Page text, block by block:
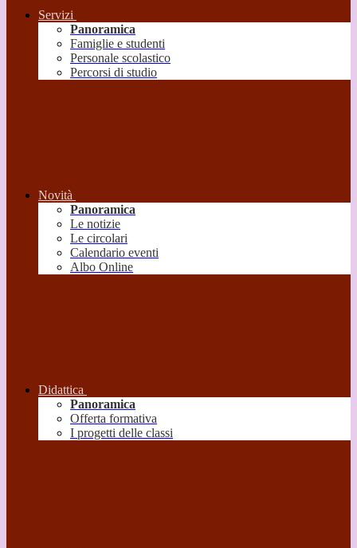
Servizi
Panoramica
Famiglie e studenti
Personale scolastico
Percorsi di studio
Novità
Panoramica
Le notizie
Le circolari
Calendario eventi
Albo Online
Didattica
Panoramica
Offerta formativa
I progetti delle classi